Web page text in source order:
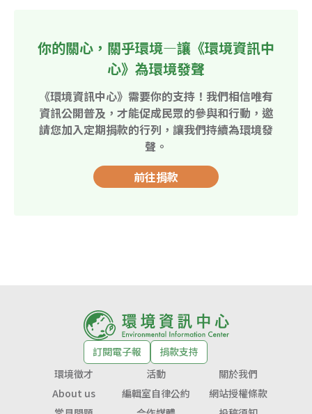
你的關心，關乎環境—讓《環境資訊中
心》為環境發聲
《環境資訊中心》需要你的支持！我們相信唯有
資訊公開普及，才能促成民眾的參與和行動，邀
請您加入定期捐款的行列，讓我們持續為環境發
聲。
前往捐款
訂閱電子報
捐款支持
環境徵才
活動
關於我們
About us
編輯室自律公約
網站授權條款